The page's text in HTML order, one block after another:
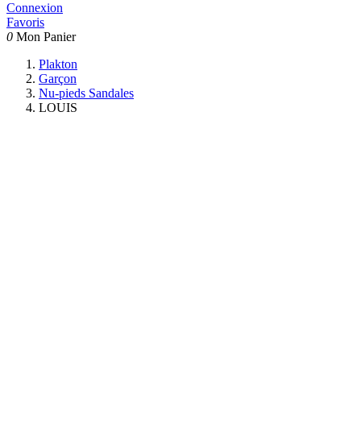
Connexion
Favoris
0 Mon Panier
Plakton
Garçon
Nu-pieds Sandales
LOUIS